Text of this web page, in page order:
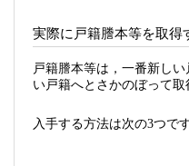
実際に戸籍謄本等を取得
戸籍謄本等は，一番新し
い戸籍へとさかのぼって取
入手する方法は次の3つです